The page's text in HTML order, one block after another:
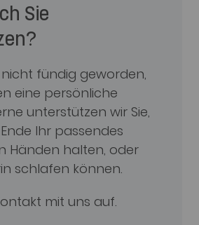
Sie
fündig geworden,
eine persönliche
unterstützen wir Sie,
Ihr passendes
Händen halten, oder
schlafen können.
mit uns auf.